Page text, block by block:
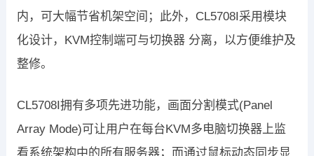
内，可大幅节省机架空间；此外，CL5708I采用模块
化设计，KVM控制端可与切换器 分离，以方便维护及
整修。
CL5708I拥有多项先进功能，画面分割模式(Panel
Array Mode)可让用户在每台KVM多电脑切换器上监
看系统架构中的所有服务器；而通过鼠标动态同步显